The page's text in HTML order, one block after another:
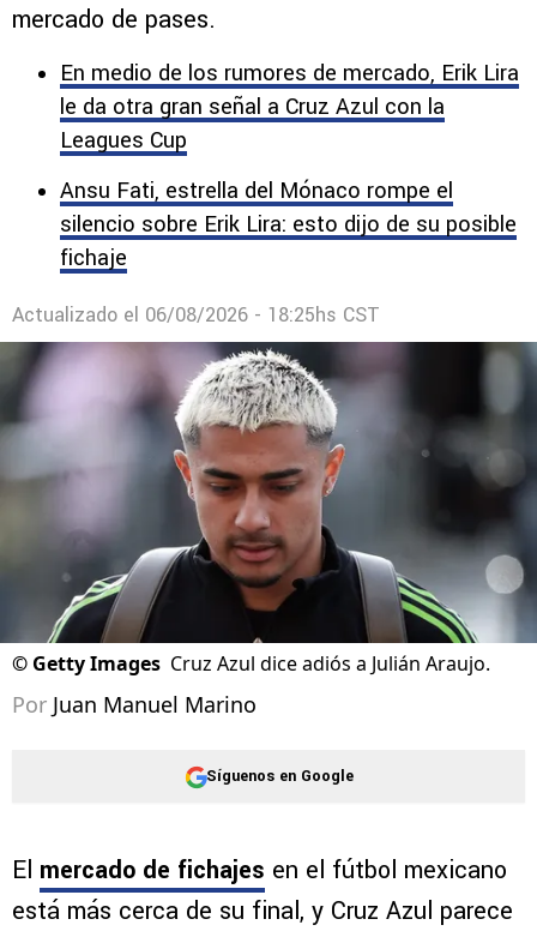
mercado de pases.
En medio de los rumores de mercado, Erik Lira
le da otra gran señal a Cruz Azul con la
Leagues Cup
Ansu Fati, estrella del Mónaco rompe el
silencio sobre Erik Lira: esto dijo de su posible
fichaje
Actualizado el 06/08/2026 - 18:25hs CST
© Getty Images Cruz Azul dice adiós a Julián Araujo.
Por Juan Manuel Marino
Síguenos en Google
El mercado de fichajes en el fútbol mexicano
está más cerca de su final, y Cruz Azul parece